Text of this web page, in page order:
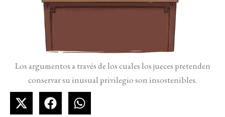
Los argumentos a través de los cuales los jueces pretenden
conservar su inusual privilegio son insostenibles.